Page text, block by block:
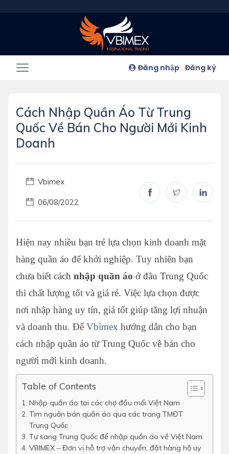
Đăng nhập Đăng ký
Cách Nhập Quần Áo Từ Trung
Quốc Về Bán Cho Người Mới Kinh
Doanh
Vbimex
06/08/2022
Hiện nay nhiều bạn trẻ lựa chọn kinh doanh mặt
hàng quần áo để khởi nghiệp. Tuy nhiên bạn
chưa biết cách nhập quần áo ở đâu Trung Quốc
thì chất lượng tốt và giá rẻ. Việc lựa chọn được
nơi nhập hàng uy tín, giá tốt giúp tăng lợi nhuận
và doanh thu. ĐểVbimex hướng dẫn cho bạn
cách nhập quần áo từ Trung Quốc về bán cho
người mới kinh doanh.
Table of Contents
Nhập quần áo tại các chợ đầu mối Việt Nam
Tìm nguồn bán quần áo qua các trang TMĐT
Trung Quốc
Tự sang Trung Quốc để nhập quần áo về Việt Nam
VBIMEX – Đơn vị hỗ trợ vận chuyển, đặt hàng hộ uy